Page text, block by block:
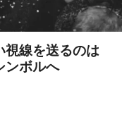
視線を送るのは
ンボルへ